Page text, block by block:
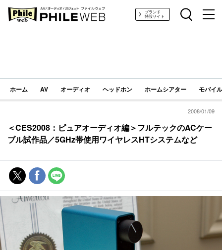
PHILE WEB｜AV/オーディオ/ガジェットブランド
特設サイト
ホーム AV オーディオ ヘッドホン ホームシアター モバイ
2008/01/09
＜CES2008：ピュアオーディオ編＞フルテックのACケー
ブル試作品／5GHz帯使用ワイヤレスHTシステムなど